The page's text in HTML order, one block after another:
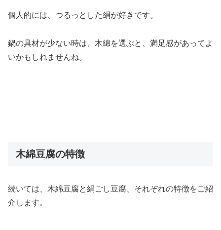
個人的には、つるっとした絹が好きです。
鍋の具材が少ない時は、木綿を選ぶと、満足感があってよ
いかもしれませんね。
木綿豆腐の特徴
続いては、木綿豆腐と絹ごし豆腐、それぞれの特徴をご紹
介します。